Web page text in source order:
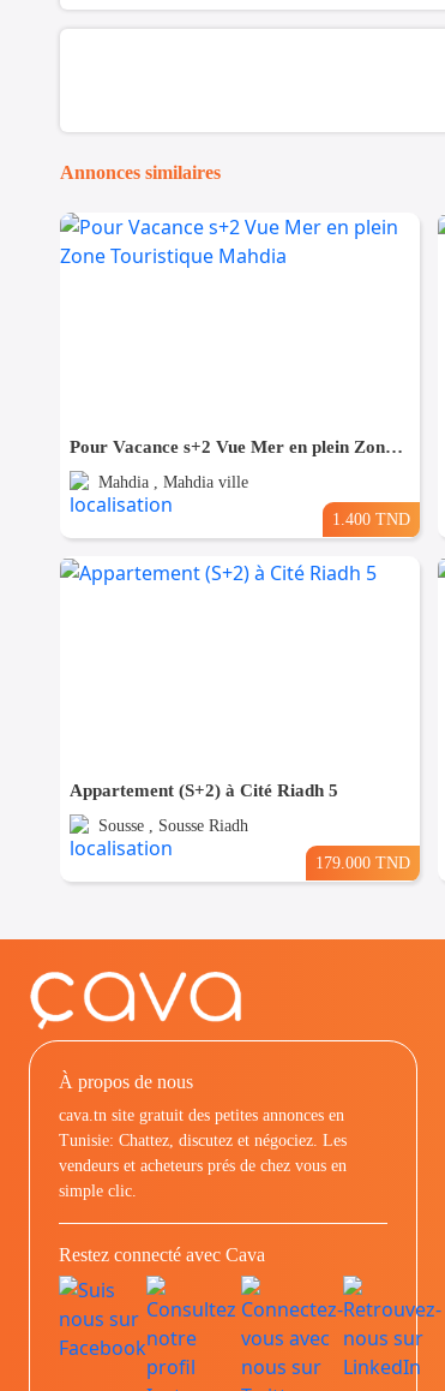
Annonces similaires
Pour Vacance s+2 Vue Mer en plein Zone Touristique Mahdia
Mahdia , Mahdia ville
1.400 TND
Appartement (S+2) à Cité Riadh 5
Sousse , Sousse Riadh
179.000 TND
À propos de nous
cava.tn site gratuit des petites annonces en
Tunisie: Chattez, discutez et négociez. Les
vendeurs et acheteurs prés de chez vous en
simple clic.
Restez connecté avec Cava